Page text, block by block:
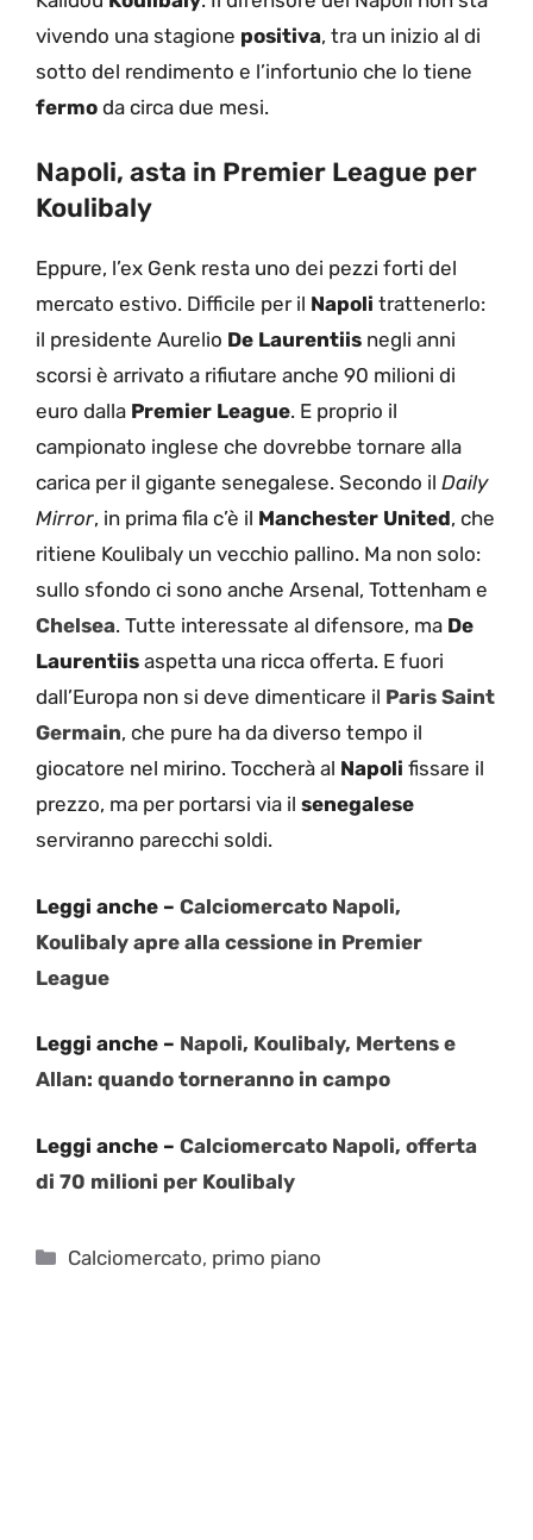
vivendo una stagione positiva, tra un inizio al di
sotto del rendimento e l’infortunio che lo tiene
fermo da circa due mesi.
Napoli, asta in Premier League per
Koulibaly
Eppure, l’ex Genk resta uno dei pezzi forti del
mercato estivo. Difficile per il Napoli trattenerlo:
il presidente Aurelio De Laurentiis negli anni
scorsi è arrivato a rifiutare anche 90 milioni di
euro dalla Premier League. E proprio il
campionato inglese che dovrebbe tornare alla
carica per il gigante senegalese. Secondo il Daily
Mirror, in prima fila c’è il Manchester United, che
ritiene Koulibaly un vecchio pallino. Ma non solo:
sullo sfondo ci sono anche Arsenal, Tottenham e
Chelsea. Tutte interessate al difensore, ma De
Laurentiis aspetta una ricca offerta. E fuori
dall’Europa non si deve dimenticare il Paris Saint
Germain, che pure ha da diverso tempo il
giocatore nel mirino. Toccherà al Napoli fissare il
prezzo, ma per portarsi via il senegalese
serviranno parecchi soldi.
Leggi anche – Calciomercato Napoli,
Koulibaly apre alla cessione in Premier
League
Leggi anche – Napoli, Koulibaly, Mertens e
Allan: quando torneranno in campo
Leggi anche – Calciomercato Napoli, offerta
di 70 milioni per Koulibaly
Categorie
Calciomercato, primo piano